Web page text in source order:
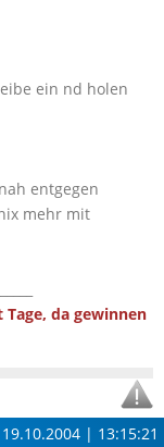
ein nd holen
entgegen
mehr mit
da gewinnen
19.10.2004 | 13:15:21